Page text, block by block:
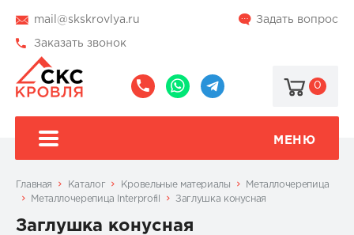
mail@skskrovlya.ru Задать вопрос
Заказать звонок
0
МЕНЮ
Главная Каталог Кровельные материалы
Металлочерепица
Металлочерепица Interprofil
Заглушка конусная
Заглушка конусная